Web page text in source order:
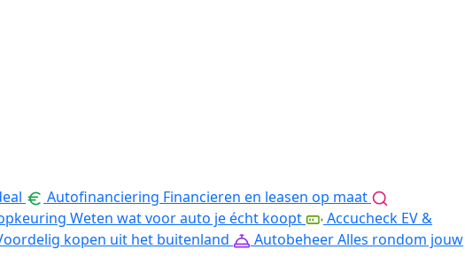
Autofinanciering Financieren en leasen op maat
Weten wat voor auto je écht koopt
Accucheck EV &
kopen uit het buitenland AutobeheerAlles rondom jouw